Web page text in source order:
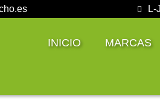
L-
INICIO MARCAS